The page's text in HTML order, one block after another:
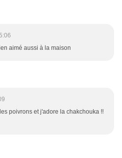
aimé aussi à la maison
poivrons et j'adore la chakchouka !!